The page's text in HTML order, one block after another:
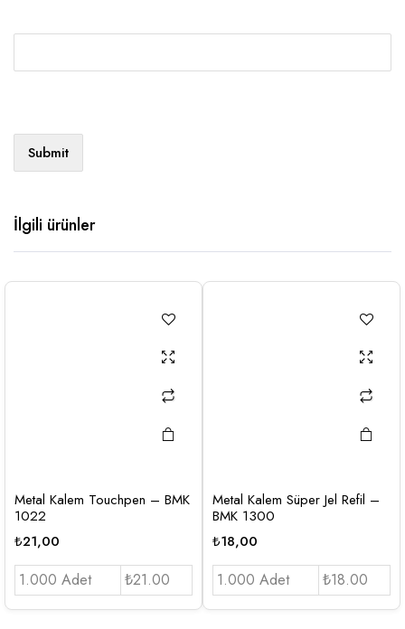
İlgili ürünler
Metal Kalem Touchpen – BMK
1022
₺21,00
1.000 Adet ₺21.00
Metal Kalem Süper Jel Refil –
BMK 1300
₺18,00
1.000 Adet ₺18.00